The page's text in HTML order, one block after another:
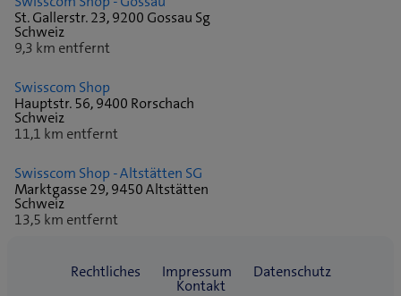
St. Gallerstr. 23, 9200 Gossau Sg
Schweiz
9,3 km entfernt
Swisscom Shop
Hauptstr. 56, 9400 Rorschach
Schweiz
11,1 km entfernt
Swisscom Shop - Altstätten SG
Marktgasse 29, 9450 Altstätten
Schweiz
13,5 km entfernt